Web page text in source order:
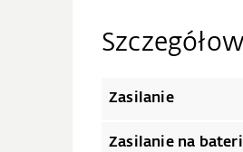
Zasilanie
Zasilanie na